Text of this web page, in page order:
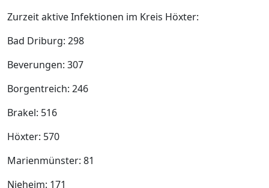
Zurzeit aktive Infektionen im Kreis Höxter:
Bad Driburg: 298
Beverungen: 307
Borgentreich: 246
Brakel: 516
Höxter: 570
Marienmünster: 81
Nieheim: 171